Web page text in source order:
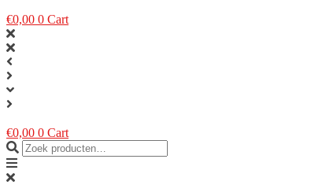
€0,00 0 Cart
€0,00 0 Cart